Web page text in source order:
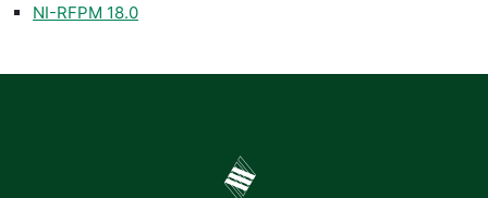
NI-RFPM 18.0